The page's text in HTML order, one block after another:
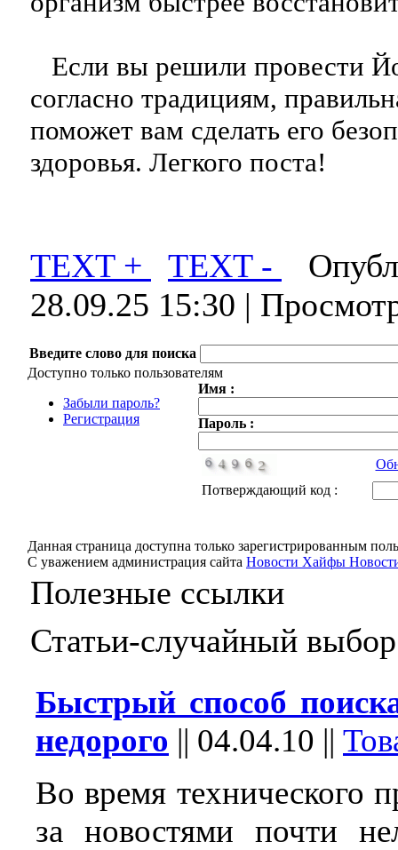
Если вы решили провести
согласно традициям,
поможет вам сделать его
здоровья. Легкого поста!
TEXT + TEXT -
28.09.25 15:30 |
Введите слово для поиска
Доступно только пользователям
Забыли пароль?
Регистрация
Имя :
Пароль :
Потверждающий код :
Данная страница доступна только зарегистрированным
С уважением администрация сайта Новости Хайфы
Полезные ссылки
Статьи-случайный выбор
Быстрый способ
недорого || 04.04.10 ||
Во время технического
за новостями почти